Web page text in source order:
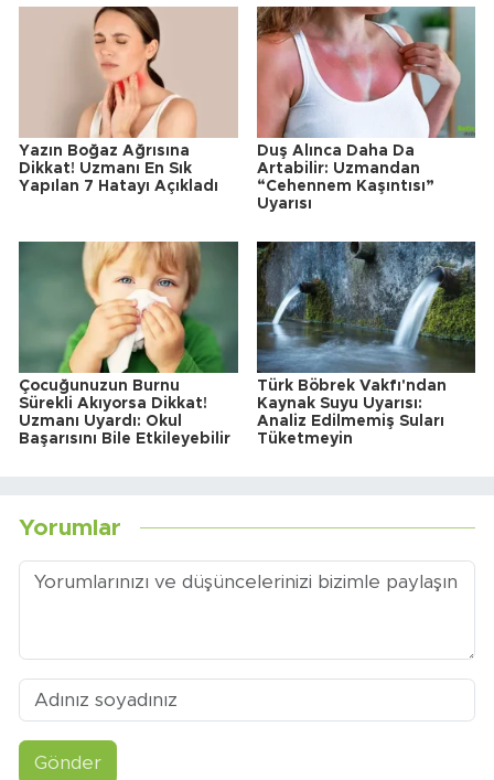
Yazın Boğaz Ağrısına
Dikkat! Uzmanı En Sık
Yapılan 7 Hatayı Açıkladı
Duş Alınca Daha Da
Artabilir: Uzmandan
“Cehennem Kaşıntısı”
Uyarısı
Çocuğunuzun Burnu
Sürekli Akıyorsa Dikkat!
Uzmanı Uyardı: Okul
Başarısını Bile Etkileyebilir
Türk Böbrek Vakfı'ndan
Kaynak Suyu Uyarısı:
Analiz Edilmemiş Suları
Tüketmeyin
Yorumlar
Gönder